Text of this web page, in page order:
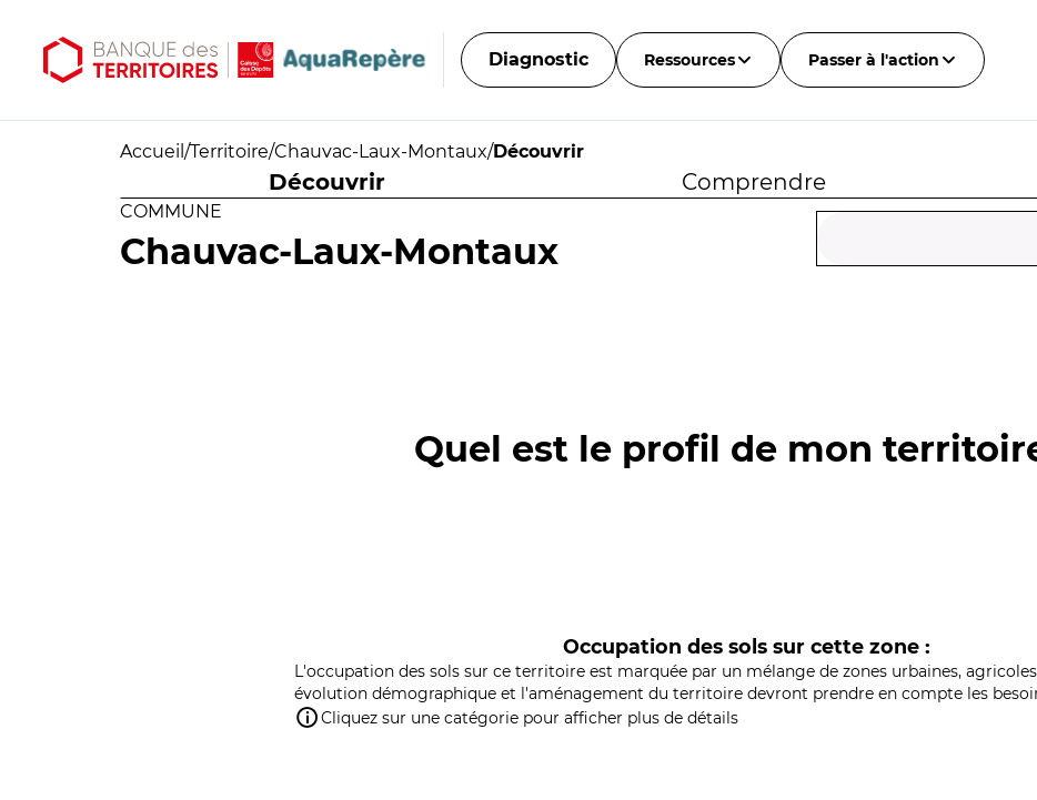
Diagnostic Ressources Passer à l'action
Accueil /Territoire/Chauvac-Laux-Montaux/Découvrir
Découvrir Comprendre
COMMUNE
Chauvac-Laux-Montaux
Quel est le profil de mon
Occupation des sols sur cette zone :
L'occupation des sols sur ce territoire est marquée par un mélange de zones urbaines,
évolution démographique et l'aménagement du territoire devront prendre en compte les
Cliquez sur une catégorie pour afficher plus de détails